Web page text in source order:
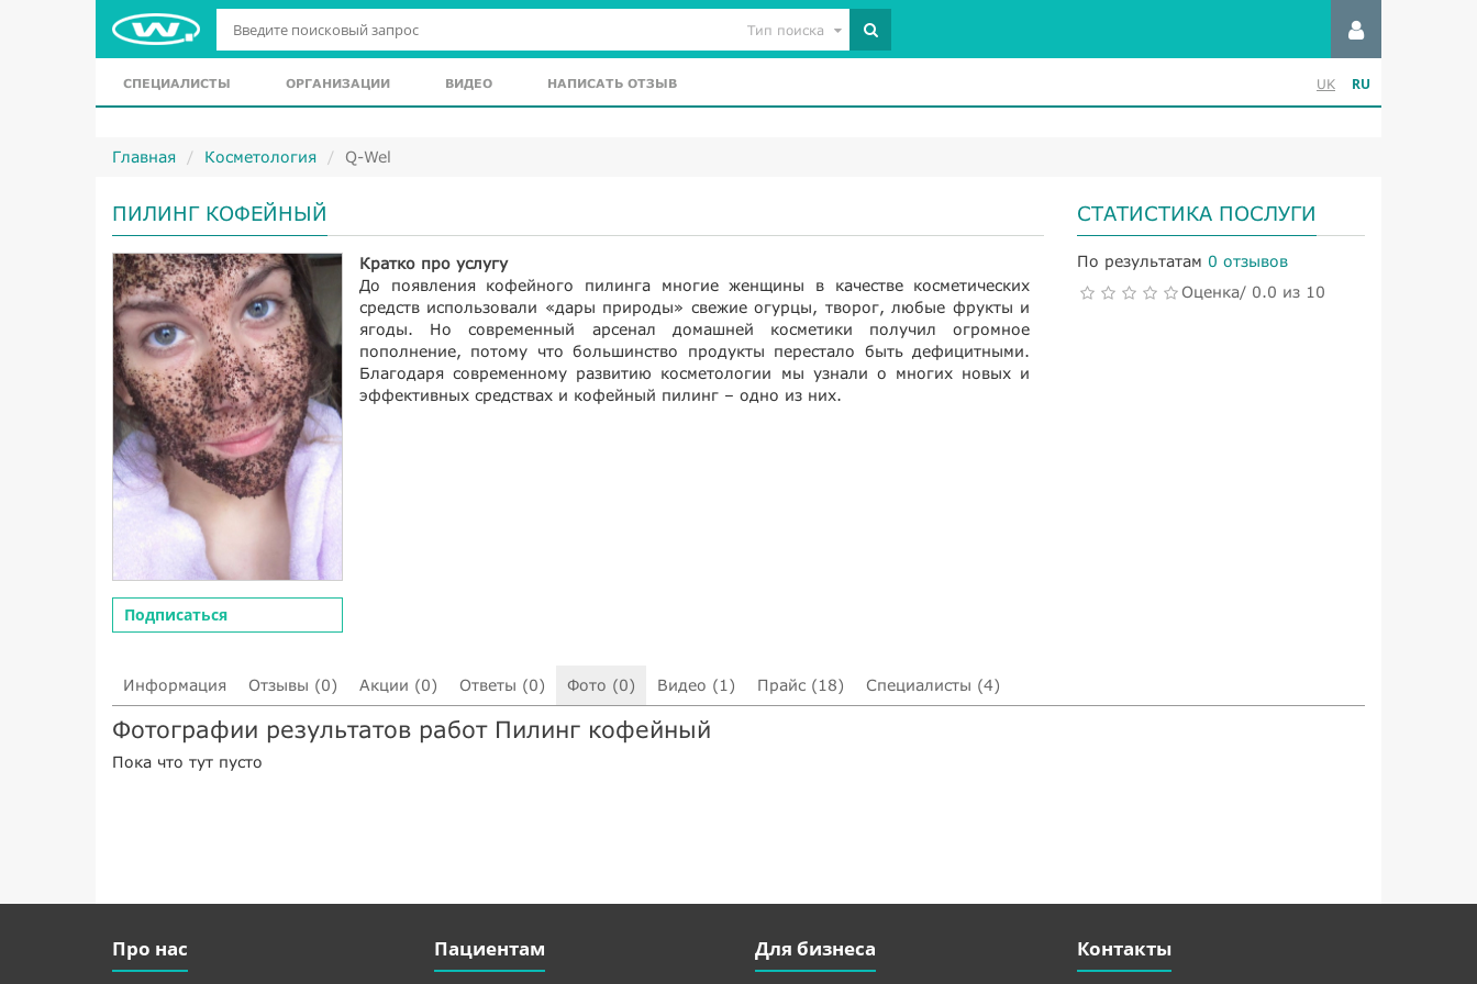
Тип поиска
СПЕЦИАЛИСТЫ ОРГАНИЗАЦИИ ВИДЕО НАПИСАТЬ ОТЗЫВ UK RU
Главная Косметология Q-Wel
ПИЛИНГ КОФЕЙНЫЙ
Подписаться
Кратко про услугу
До появления кофейного пилинга многие женщины в качестве косметических
средств использовали «дары природы» свежие огурцы, творог, любые фрукты и
ягоды. Но современный арсенал домашней косметики получил огромное
пополнение, потому что большинство продукты перестало быть дефицитными.
Благодаря современному развитию косметологии мы узнали о многих новых и
эффективных средствах и кофейный пилинг – одно из них.
СТАТИСТИКА ПОСЛУГИ
По результатам 0 отзывов
Оценка/ 0.0 из 10
Информация Отзывы (0) Акции (0) Ответы (0) Фото (0) Видео (1) Прайс (18) Специалисты (4)
Фотографии результатов работ Пилинг кофейный
Пока что тут пусто
Про нас Пациентам Для бизнеса Контакты